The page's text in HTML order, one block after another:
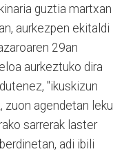
guztia martxan
aurkezpen ekitaldi
29an
aurkeztuko dira
"ikuskizun
zuon agendetan leku
sarrerak laster
adi ibili